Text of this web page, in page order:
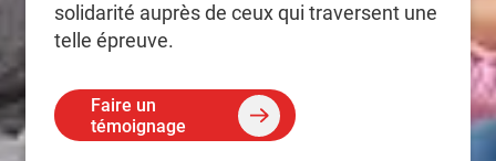
solidarité auprès de ceux qui traversent une
telle épreuve.
Faire un
témoignage